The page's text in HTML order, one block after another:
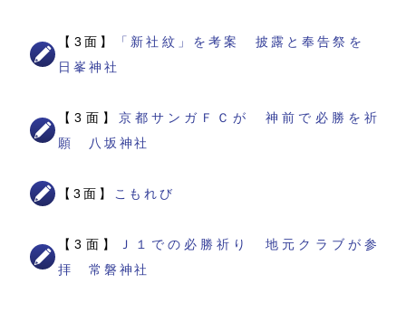
【3面】
「新社紋」を考案 披露と奉告祭を
日峯神社
【3面】 京都サンガＦＣが 神前で必勝を祈
願 八坂神社
【3面】 こもれび
【3面】
Ｊ１での必勝祈り 地元クラブが参
拝 常磐神社